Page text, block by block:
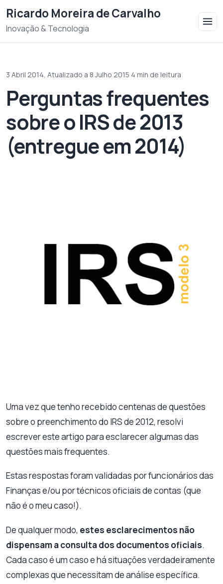
Ricardo Moreira de Carvalho
Inovação & Tecnologia
3 Abril 2014, Atualizado a 8 Julho 2015 4 min de leitura
Perguntas frequentes
sobre o IRS de 2013
(entregue em 2014)
Uma vez que tenho recebido centenas de questões
sobre o preenchimento do IRS de 2012, resolvi
escrever este artigo para esclarecer algumas das
questões mais frequentes.
Estas respostas foram validadas por funcionários das
Finanças e/ou por técnicos oficiais de contas (que
não é o meu caso!).
De qualquer modo, estes esclarecimentos não
dispensam a consulta dos documentos oficiais.
Cada caso é um caso e há situações verdadeiramente
complexas que necessitam de análise específica.